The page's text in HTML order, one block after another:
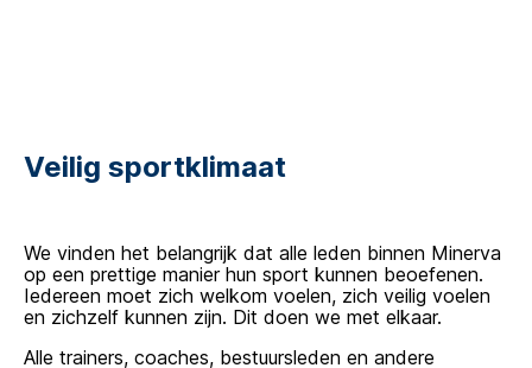
Veilig sportklimaat
We vinden het belangrijk dat alle leden binnen Minerva
op een prettige manier hun sport kunnen beoefenen.
Iedereen moet zich welkom voelen, zich veilig voelen
en zichzelf kunnen zijn. Dit doen we met elkaar.
Alle trainers, coaches, bestuursleden en andere